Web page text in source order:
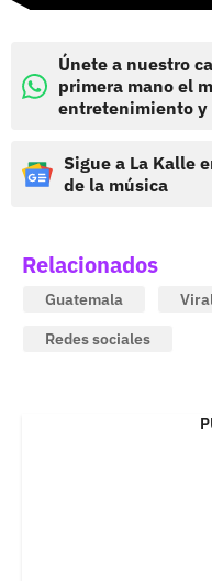
Únete a nuestro
primera mano el
entretenimiento y
Sigue a La Kalle
de la música
Relacionados
Guatemala
Redes sociales